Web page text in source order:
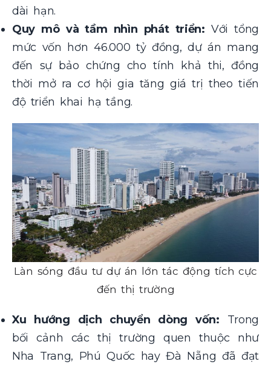
dài hạn.
Quy mô và tầm nhìn phát triển: Với tổng
mức vốn hơn 46.000 tỷ đồng, dự án mang
đến sự bảo chứng cho tính khả thi, đồng
thời mở ra cơ hội gia tăng giá trị theo tiến
độ triển khai hạ tầng.
Làn sóng đầu tư dự án lớn tác động tích cực
đến thị trường
Xu hướng dịch chuyển dòng vốn: Trong
bối cảnh các thị trường quen thuộc như
Nha Trang, Phú Quốc hay Đà Nẵng đã đạt